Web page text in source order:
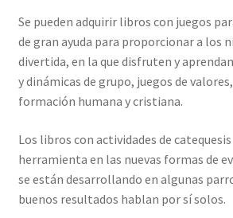
Se pueden adquirir libros con juegos
de gran ayuda para proporcionar a los
divertida, en la que disfruten y
y dinámicas de grupo, juegos de
formación humana y cristiana.
Los libros con actividades de
herramienta en las nuevas formas de
se están desarrollando en algunas
buenos resultados hablan por sí solos.